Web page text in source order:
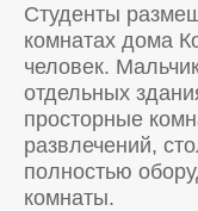
Студенты
комнатах дома
человек.
отдельных
просторные
развлечений,
полностью
комнаты.